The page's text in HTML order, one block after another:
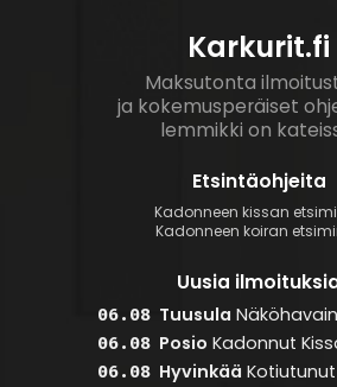
Karkurit.fi
Maksutonta
ja kokemusperäiset
lemmikki on
Etsintäohjeita
Kadonneen kissan
Kadonneen koiran
Uusia
06.08 Tuusula
06.08 Posio Kadonnut
06.08 Hyvinkää Kotiutunut